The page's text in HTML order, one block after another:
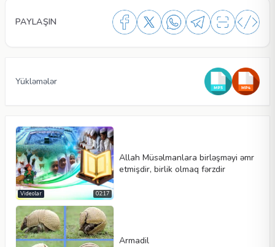
PAYLAŞIN
Video növü
Yükləmələr
02:17
Videolar
Allah Müsəlmanlara birləşməyi əmr
etmişdir, birlik olmaq fərzdir
Armadil